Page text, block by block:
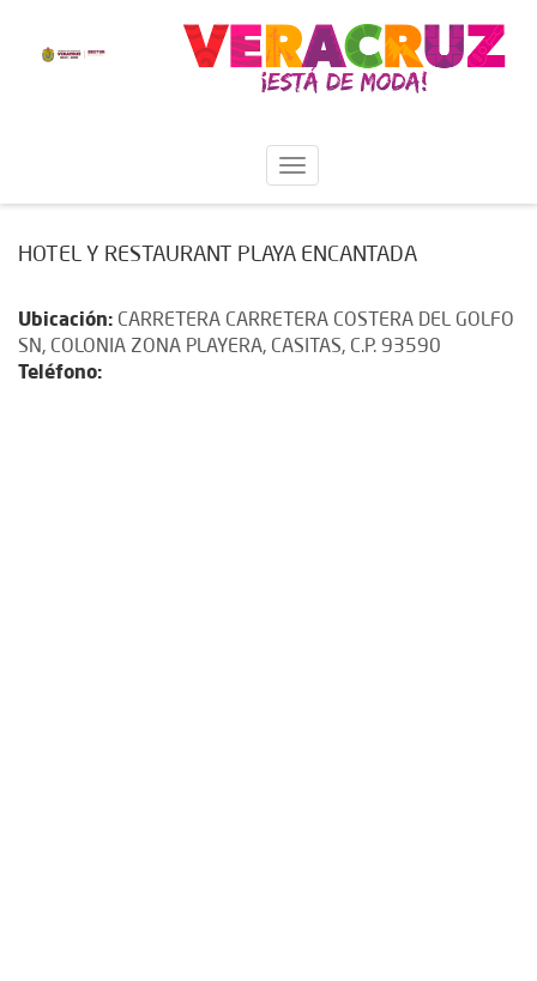
HOTEL Y RESTAURANT PLAYA ENCANTADA
Ubicación: CARRETERA CARRETERA COSTERA DEL GOLFO
SN, COLONIA ZONA PLAYERA, CASITAS, C.P. 93590
Teléfono: